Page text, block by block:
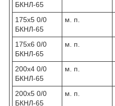
БКНЛ-65
175х5 0/0
БКНЛ-65
м. п.
175х6 0/0
БКНЛ-65
м. п.
200х4 0/0
БКНЛ-65
м. п.
200х5 0/0
БКНЛ-65
м. п.